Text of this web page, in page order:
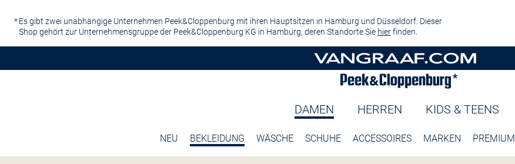
Es gibt zwei unabhängige Unternehmen Peek&Cloppenburg mit ihren Hauptsitzen in Hamburg und Düsseldorf. Dieser
Shop gehört zur Unternehmensgruppe der Peek&Cloppenburg KG in Hamburg, deren Standorte Sie hierfinden.
DAMEN HERREN KIDS & TEENS
NEU BEKLEIDUNG WÄSCHE SCHUHE ACCESSOIRES MARKEN PREMIUM